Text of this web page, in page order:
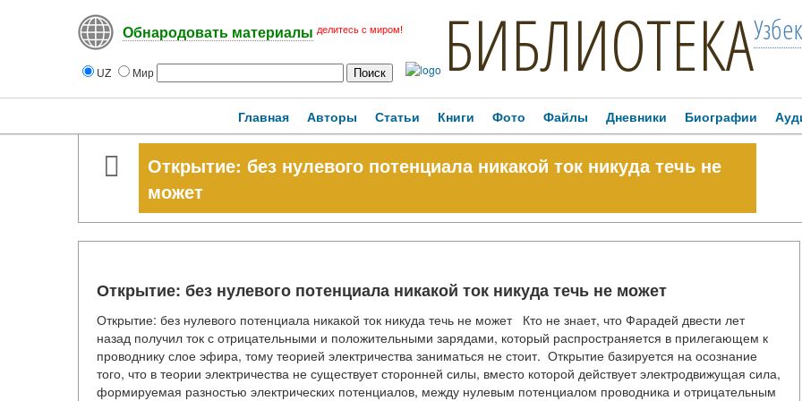
Обнародовать материалы делитесь с миром!
UZ Мир БИБЛИОТЕКА
Главная Авторы Статьи Книги Фото Файлы Дневники Биографии
Открытие: без нулевого потенциала никакой ток никуда течь не
может
Открытие: без нулевого потенциала никакой ток никуда течь не может
Открытие: без нулевого потенциала никакой ток никуда течь не может Кто не знает, что Фарадей двести лет
назад получил ток с отрицательными и положительными зарядами, который распространяется в прилегающем к
проводнику слое эфира, тому теорией электричества заниматься не стоит. Открытие базируется на осознание
того, что в теории электричества не существует сторонней силы, вместо которой действует электродвижущая сила,
формируемая разностью электрических потенциалов, между нулевым потенциалом проводника и отрицательным